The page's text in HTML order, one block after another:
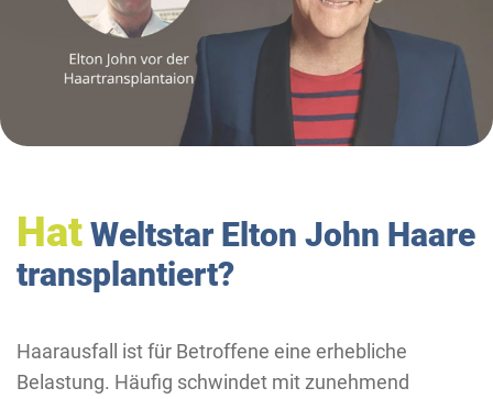
Hat Weltstar Elton John Haare
transplantiert?
Haarausfall ist für Betroffene eine erhebliche
Belastung. Häufig schwindet mit zunehmend